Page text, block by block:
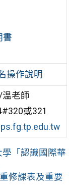
書
操作說明
老師
或321
「認識國際華
修課表及重要